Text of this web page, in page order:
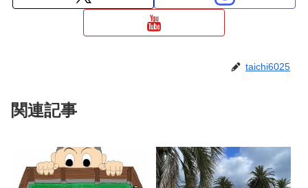
taichi6025
関連記事